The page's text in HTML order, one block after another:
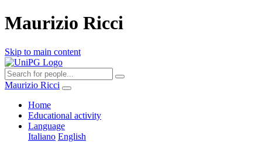
Maurizio Ricci
Skip to main content
Maurizio Ricci
Home
Educational activity
Language
Italiano English